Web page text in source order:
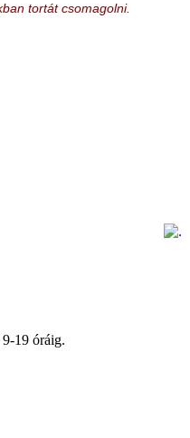
tortát csomagolni.
19 óráig.